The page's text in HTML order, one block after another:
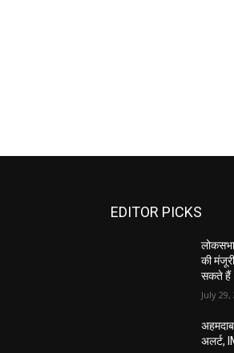
EDITOR PICKS
लोकसभा
की
सकते हैं
July 29,
अलर्ट,